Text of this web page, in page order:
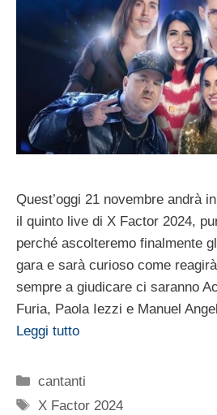
Quest’oggi 21 novembre andrà
il quinto live di X Factor 2024,
perché ascolteremo finalmente
gara e sarà curioso come
sempre a giudicare ci saranno
Furia, Paola Iezzi e Manuel
Leggi tutto
Categorie
cantanti
Tag
X Factor 2024